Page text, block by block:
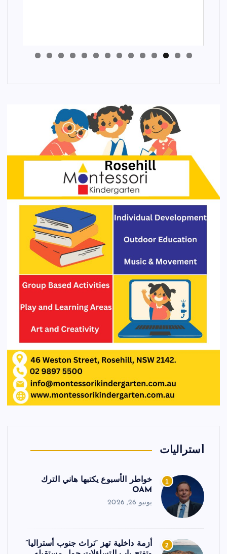
أستراليات
1
خواطر الأسبوع يكتبها هاني الترك
OAM
يونيو 26, 2026
2
أزمة داخلية تهز “تراث جنوب أستراليا”